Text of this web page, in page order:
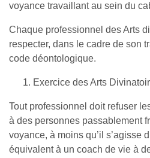
voyance travaillant au sein du
Chaque professionnel des Arts
respecter, dans le cadre de son
code déontologique.
Exercice des Arts
Tout professionnel doit refuser
à des personnes passablement
voyance, à moins qu’il s’agisse
équivalent à un coach de vie à